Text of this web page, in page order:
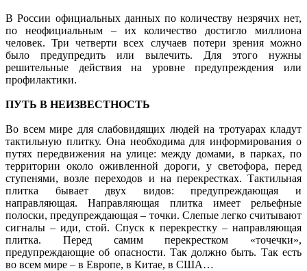
В России официальных данных по количеству незрячих нет,
по неофициальным – их количество достигло миллиона
человек. Три четверти всех случаев потери зрения можно
было предупредить или вылечить. Для этого нужны
решительные действия на уровне предупреждения или
профилактики.
ПУТЬ В НЕИЗВЕСТНОСТЬ
Во всем мире для слабовидящих людей на тротуарах кладут
тактильную плитку. Она необходима для информирования о
путях передвижения на улице: между домами, в парках, по
территории около оживленной дороги, у светофора, перед
ступенями, возле переходов и на перекрестках. Тактильная
плитка бывает двух видов: предупреждающая и
направляющая. Направляющая плитка имеет рельефные
полоски, предупреждающая – точки. Слепые легко считывают
сигналы – иди, стой. Спуск к перекрестку – направляющая
плитка. Перед самим перекрестком «точечки»,
предупреждающие об опасности. Так должно быть. Так есть
во всем мире – в Европе, в Китае, в США…